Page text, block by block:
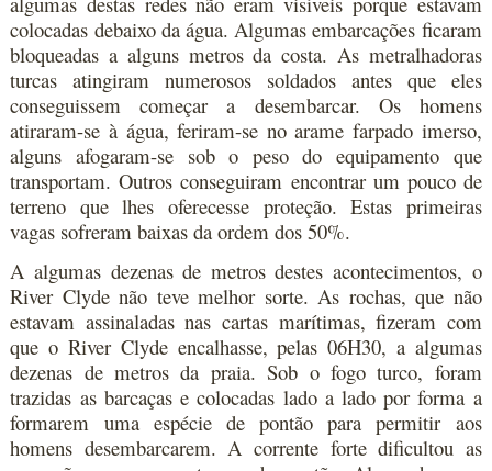
colocadas debaixo da água. Algumas embarcações ficaram
bloqueadas a alguns metros da costa. As metralhadoras
turcas atingiram numerosos soldados antes que eles
conseguissem começar a desembarcar. Os homens
atiraram-se à água, feriram-se no arame farpado imerso,
alguns afogaram-se sob o peso do equipamento que
transportam. Outros conseguiram encontrar um pouco de
terreno que lhes oferecesse proteção. Estas primeiras
vagas sofreram baixas da ordem dos 50%.
A algumas dezenas de metros destes acontecimentos, o
River Clyde não teve melhor sorte. As rochas, que não
estavam assinaladas nas cartas marítimas, fizeram com
que o River Clyde encalhasse, pelas 06H30, a algumas
dezenas de metros da praia. Sob o fogo turco, foram
trazidas as barcaças e colocadas lado a lado por forma a
formarem uma espécie de pontão para permitir aos
homens desembarcarem. A corrente forte dificultou as